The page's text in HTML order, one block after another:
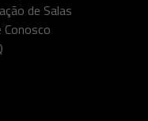
de Salas
Conosco